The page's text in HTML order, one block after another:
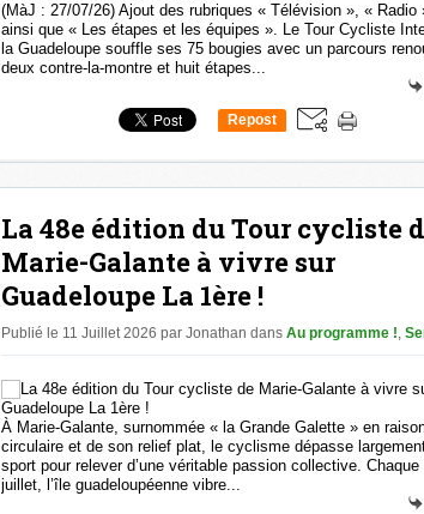
(MàJ : 27/07/26) Ajout des rubriques « Télévision », « Radio
ainsi que « Les étapes et les équipes ». Le Tour Cycliste
la Guadeloupe souffle ses 75 bougies avec un parcours
deux contre-la-montre et huit étapes...
Repost
La 48e édition du Tour cycliste
Marie-Galante à vivre sur
Guadeloupe La 1ère !
Publié le 11 Juillet 2026 par Jonathan dans Au programme !,
À Marie-Galante, surnommée « la Grande Galette » en
circulaire et de son relief plat, le cyclisme dépasse
sport pour relever d’une véritable passion collective.
juillet, l’île guadeloupéenne vibre...